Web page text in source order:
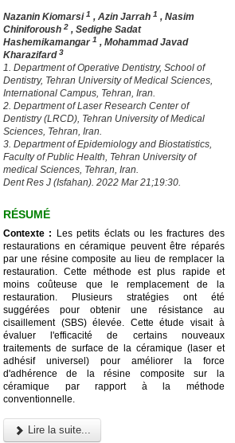
Nazanin Kiomarsi 1 , Azin Jarrah 1 , Nasim
Chiniforoush 2 , Sedighe Sadat
Hashemikamangar 1 , Mohammad Javad
Kharazifard3
1. Department of Operative Dentistry, School of
Dentistry, Tehran University of Medical Sciences,
International Campus, Tehran, Iran.
2. Department of Laser Research Center of
Dentistry (LRCD), Tehran University of Medical
Sciences, Tehran, Iran.
3. Department of Epidemiology and Biostatistics,
Faculty of Public Health, Tehran University of
medical Sciences, Tehran, Iran.
Dent Res J (Isfahan). 2022 Mar 21;19:30.
RÉSUMÉ
Contexte : Les petits éclats ou les fractures des
restaurations en céramique peuvent être réparés
par une résine composite au lieu de remplacer la
restauration. Cette méthode est plus rapide et
moins coûteuse que le remplacement de la
restauration. Plusieurs stratégies ont été
suggérées pour obtenir une résistance au
cisaillement (SBS) élevée. Cette étude visait à
évaluer l'efficacité de certains nouveaux
traitements de surface de la céramique (laser et
adhésif universel) pour améliorer la force
d'adhérence de la résine composite sur la
céramique par rapport à la méthode
conventionnelle.
Lire la suite...